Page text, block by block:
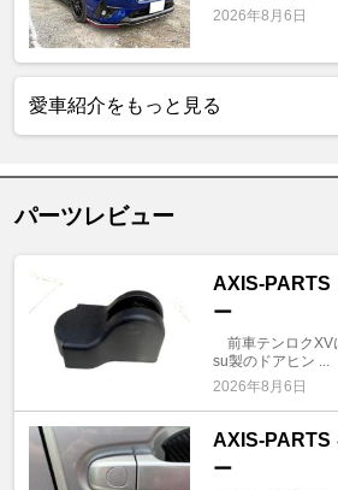
2026年8月6日
愛車紹介をもっと見る
パーツレビュー
AXIS-PARTS
ー
前車テンロクXV
su製のドアヒン ...
2026年8月6日
AXIS-PARTS
ー